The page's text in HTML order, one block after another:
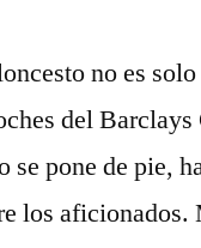
no es
del Barclays
se pone de pie,
los